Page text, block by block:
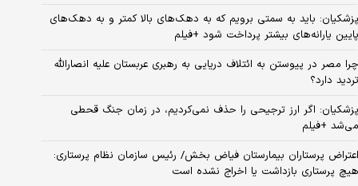
پزشکیان: باید به سمتی برویم که به دهک‌های بالا کمتر و به دهک‌های
پایین یارانه‌های بیشتر پرداخت شود +فیلم
چرا مصر در پیوستن به ائتلاف دریایی به رهبری عربستان علیه انصارالله
تردید دارد؟
پزشکیان: اگر ارز ترجیحی را حذف نمی‌کردیم، در زمان جنگ قحطی
می‌شد +فیلم
اعتراض پرستاران بیمارستان فیاض بخش/ رئیس سازمان نظام پرستاری:
هیچ پرستاری بازداشت یا اخراج نشده است